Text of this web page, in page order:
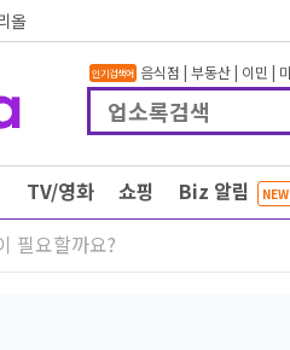
올
인기검색어 음식점 | 부동산| 이민 |
TV/영화 쇼핑 Biz 알림 NEW
필요할까요?